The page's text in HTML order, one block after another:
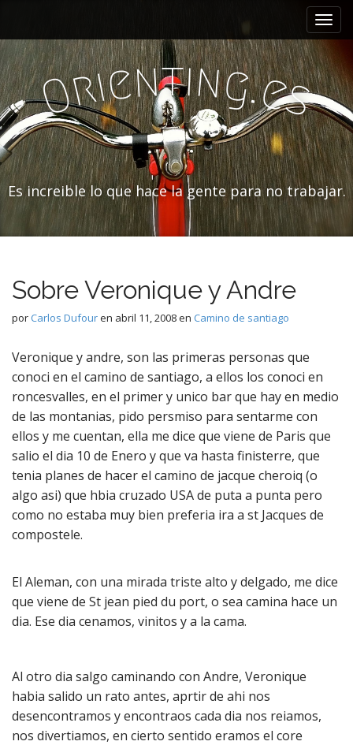
n
ú
p
r
i
n
c
i
a
l
t
a
r
a
l
c
o
n
n
Orienting.es
Es increible lo que hace la gente para no trabajar.
Sobre Veronique y Andre
por Carlos Dufouren abril 11, 2008en Camino de santiago
Veronique y andre, son las primeras personas que
conoci en el camino de santiago, a ellos los conoci en
roncesvalles, en el primer y unico bar que hay en medio
de las montanias, pido persmiso para sentarme con
ellos y me cuentan, ella me dice que viene de Paris que
salio el dia 10 de Enero y que va hasta finisterre, que
tenia planes de hacer el camino de jacque cheroiq (o
algo asi) que hbia cruzado USA de puta a punta pero
como no estaba muy bien preferia ira a st Jacques de
compostele.
El Aleman, con una mirada triste alto y delgado, me dice
que viene de St jean pied du port, o sea camina hace un
dia. Ese dia cenamos, vinitos y a la cama.
Al otro dia salgo caminando con Andre, Veronique
habia salido un rato antes, aprtir de ahi nos
desencontramos y encontraos cada dia nos reiamos,
nos divertiamos, en cierto sentido eramos el core